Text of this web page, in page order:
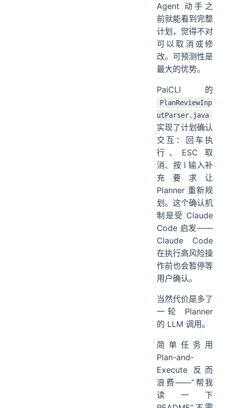
Agent 动手之
前就能看到完整
计划，觉得不对
可以取消或修
改。可预测性是
最大的优势。
PaiCLI 的
PlanReviewInp
utParser.java
实现了计划确认
交互：回车执
行、ESC 取
消、按 I 输入补
充要求让
Planner 重新规
划。这个确认机
制是受 Claude
Code 启发——
Claude Code
在执行高风险操
作前也会暂停等
用户确认。
当然代价是多了
一轮 Planner
的 LLM 调用。
简单任务用
Plan-and-
Execute 反而
浪费——“帮我
读一下